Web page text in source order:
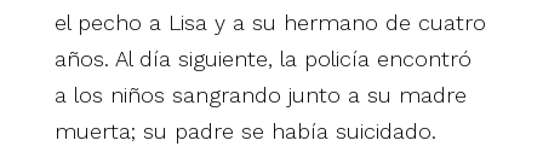
el pecho a Lisa y a su hermano de cuatro
años. Al día siguiente, la policía encontró
a los niños sangrando junto a su madre
muerta; su padre se había suicidado.